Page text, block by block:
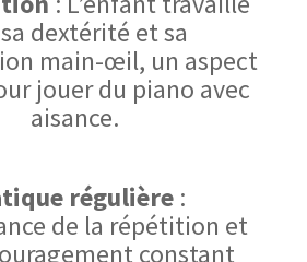
dextérité et sa
main-œil, un aspect
jouer du piano avec
aisance.
régulière :
de la répétition et
constant